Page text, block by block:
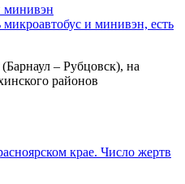
и минивэн, есть
– Рубцовск), на
районов
крае. Число жертв